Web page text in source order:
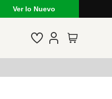
Ver lo Nuevo